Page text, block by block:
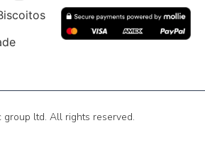
ltd. All rights reserved.